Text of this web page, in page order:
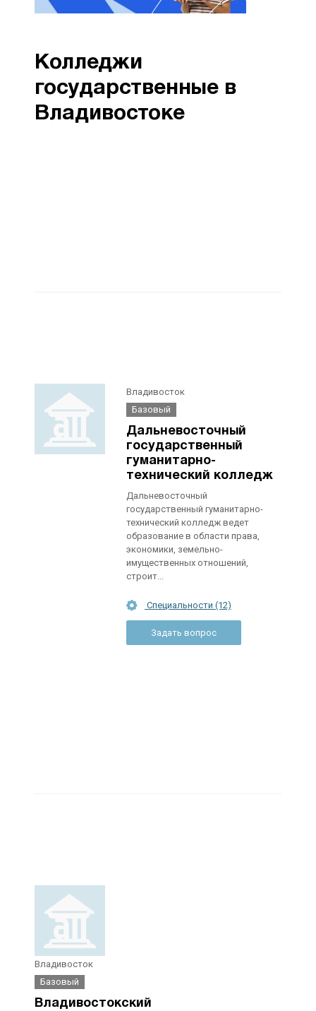
Колледжи
государственные в
Владивостоке
Владивосток
Базовый
Дальневосточный
государственный
гуманитарно-
технический колледж
Дальневосточный
государственный гуманитарно-
технический колледж ведет
образование в области права,
экономики, земельно-
имущественных отношений,
строит...
Специальности (12)
Задать вопрос
Владивосток
Базовый
Владивостокский